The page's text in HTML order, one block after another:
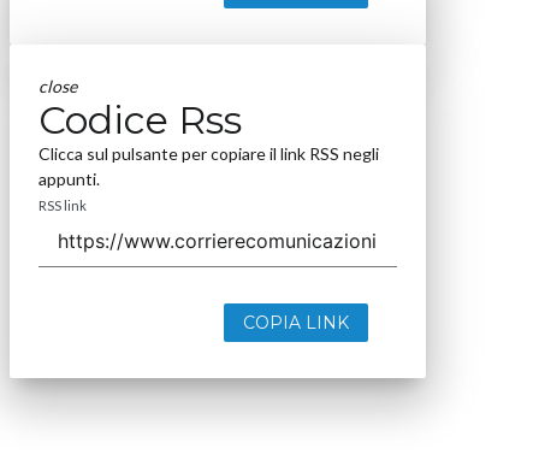
close
Codice Rss
Clicca sul pulsante per copiare il link RSS negli
appunti.
RSS link
COPIA LINK